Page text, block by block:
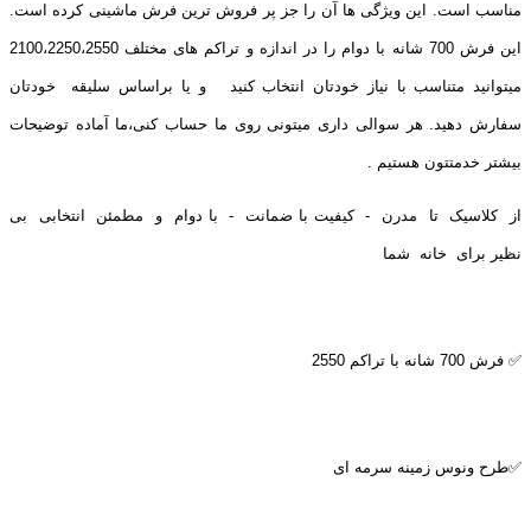
مناسب است. این ویژگی ها آن را جز پر فروش ترین فرش ماشینی کرده است.
این فرش 700 شانه با دوام را در اندازه و تراکم های مختلف 2100،2250،2550
میتوانید متناسب با نیاز خودتان انتخاب کنید و یا براساس سلیقه خودتان
سفارش دهید. هر سوالی داری میتونی روی ما حساب کنی،ما آماده توضیحات
بیشتر خدمتتون هستیم .
از کلاسیک تا مدرن - کیفیت با ضمانت - با دوام و مطمئن انتخابی بی
نظیر برای خانه شما
✅ فرش 700 شانه با تراکم 2550
✅طرح ونوس زمینه سرمه ای